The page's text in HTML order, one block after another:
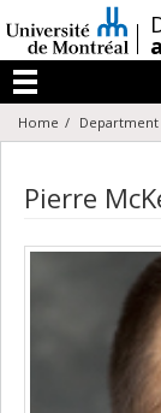
au
contenu
/
Menu
Home
Pierre